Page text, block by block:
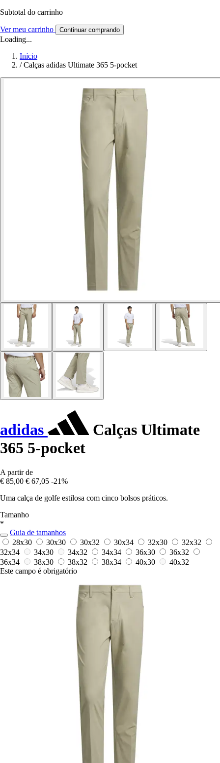
Subtotal do carrinho
Ver meu carrinho Continuar comprando
Loading...
Início
/ Calças adidas Ultimate 365 5-pocket
adidas
Calças Ultimate
365 5-pocket
A partir de
€ 85,00 € 67,05 -21%
Uma calça de golfe estilosa com cinco bolsos práticos.
Tamanho
*
Guia de tamanhos
28x30
30x30 30x32 30x34 32x30
32x32
32x34
34x30 34x32 34x34 36x30
36x32
36x34
38x30 38x32 38x34 40x30
40x32
Este campo é obrigatório